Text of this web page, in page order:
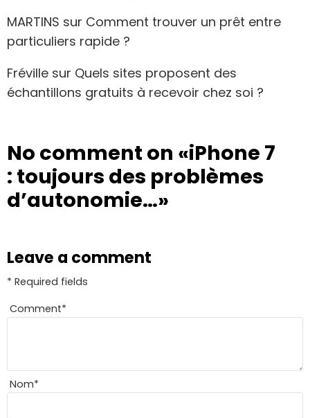
MARTINS sur Comment trouver un prêt entre
particuliers rapide ?
Fréville sur Quels sites proposent des
échantillons gratuits à recevoir chez soi ?
No comment on «iPhone 7
: toujours des problèmes
d’autonomie…»
Leave a comment
* Required fields
Comment*
Nom*